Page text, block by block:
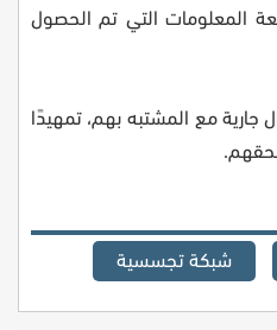
المعلومات التي تم الحصول
جارية مع المشتبه بهم، تمهيدًا
بحقهم.
شبكة تجسسية